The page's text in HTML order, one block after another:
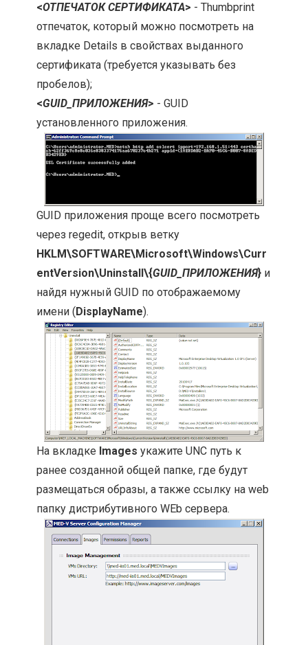
<ОТПЕЧАТОК СЕРТИФИКАТА> - Thumbprint
отпечаток, который можно посмотреть на
вкладке Details в свойствах выданного
сертификата (требуется указывать без
пробелов);
<GUID_ПРИЛОЖЕНИЯ> - GUID
установленного приложения.
GUID приложения проще всего посмотреть
через regedit, открыв ветку
HKLM\SOFTWARE\Microsoft\Windows\Curr
entVersion\Uninstall\{GUID_ПРИЛОЖЕНИЯ} и
найдя нужный GUID по отображаемому
имени (DisplayName).
На вкладке Images укажите UNC путь к
ранее созданной общей папке, где будут
размещаться образы, а также ссылку на web
папку дистрибутивного WEb сервера.